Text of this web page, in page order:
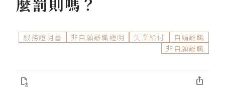
服務證明書 非自願離職證明 失業給付
自請離職
非自願離職
 